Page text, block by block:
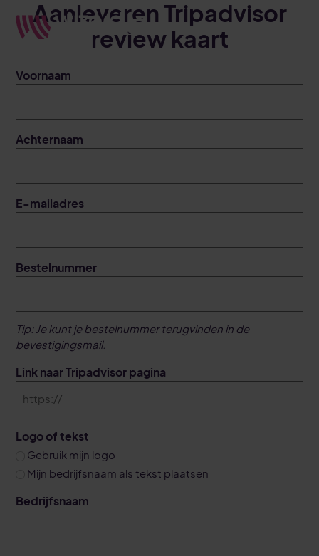
Aanleveren Tripadvisor
review kaart
Voornaam
Achternaam
E-mailadres
Bestelnummer
Tip: Je kunt je bestelnummer terugvinden in de
bevestigingsmail.
Link naar Tripadvisor pagina
Logo of tekst
Gebruik mijn logo
Mijn bedrijfsnaam als tekst plaatsen
Bedrijfsnaam